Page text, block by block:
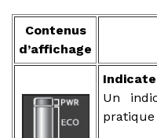
Contenus
d’affichage
Un
pratique